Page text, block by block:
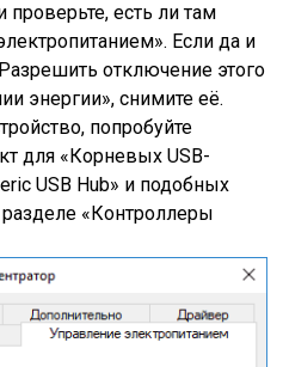
проверьте, есть ли там
Если да и
отключение этого
энергии», снимите её.
попробуйте
для «Корневых USB-
USB Hub» и подобных
разделе «Контроллеры